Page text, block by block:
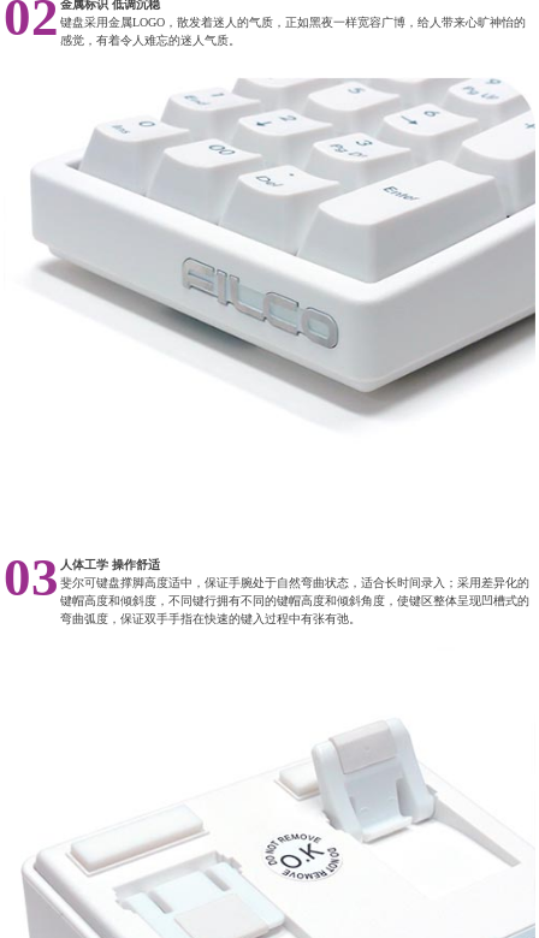
02 金属标识 低调沉稳
键盘采用金属LOGO，散发着迷人的气质，正如黑夜一样宽容广博，给人带来心旷神怡的
感觉，有着令人难忘的迷人气质。
03 人体工学 操作舒适
斐尔可键盘撑脚高度适中，保证手腕处于自然弯曲状态，适合长时间录入；采用差异化的
键帽高度和倾斜度，不同键行拥有不同的键帽高度和倾斜角度，使键区整体呈现凹槽式的
弯曲弧度，保证双手手指在快速的键入过程中有张有弛。